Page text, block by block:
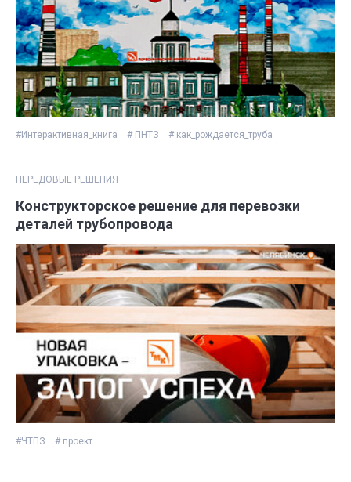
#Интерактивная_книга # ПНТЗ # как_рождается_труба
ПЕРЕДОВЫЕ РЕШЕНИЯ
Конструкторское решение для перевозки
деталей трубопровода
#ЧТПЗ # проект